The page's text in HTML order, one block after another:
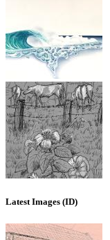
Latest Images (ID)